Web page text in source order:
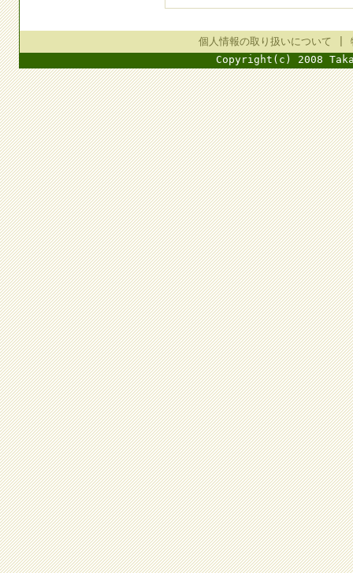
個人情報の取り扱いについて
Copyright(c) 2008